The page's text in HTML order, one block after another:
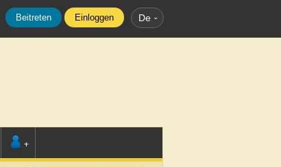
Beitreten Einloggen De
+